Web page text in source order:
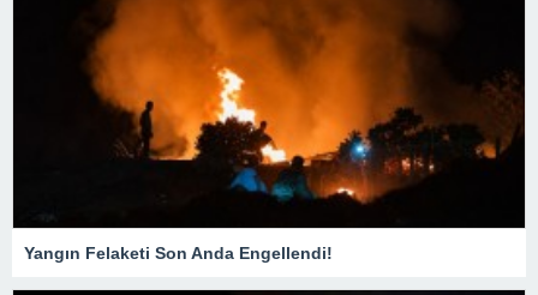
Yangın Felaketi Son Anda Engellendi!